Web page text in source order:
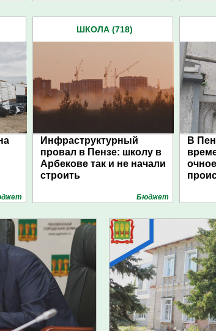
ШКОЛА (718)
Инфраструктурный
провал в Пензе: школу в
Арбекове так и не начали
строить
Бюджет
В